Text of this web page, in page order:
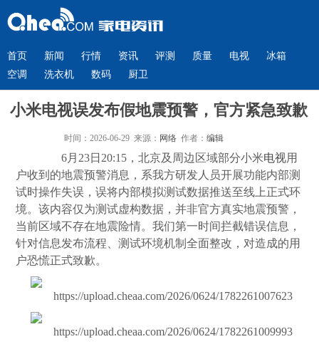
首页 新闻 行情 资讯 评测 质量 电视
冰箱
空调
洗衣机 数码 厨卫
小米电视误发布假地震预警，官方紧急致歉
时间：2026-06-29 来源： 网络作者： 编辑
6月23日20:15，北京及周边区域部分小米电视用
户收到的地震预警消息，系我方研发人员开展功能内部测
试时操作失误，误将内部模拟测试数据推送至线上正式环
境。该内容仅为测试虚构数据，并非官方真实地震预警，
当前区域不存在地震险情。我们第一时间拦截错误信息，
针对信息发布流程、测试环境机制全面整改，对造成的用
户恐慌正式致歉。